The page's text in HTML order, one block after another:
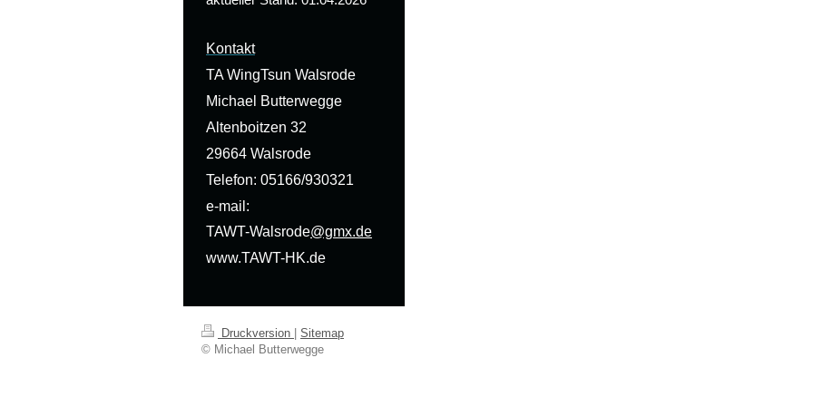
Kontakt
TA WingTsun Walsrode
Michael Butterwegge
Altenboitzen 32
29664 Walsrode
Telefon: 05166/930321
e-mail:
TAWT-Walsrode@gmx.de
www.TAWT-HK.de
Druckversion | Sitemap
© Michael Butterwegge